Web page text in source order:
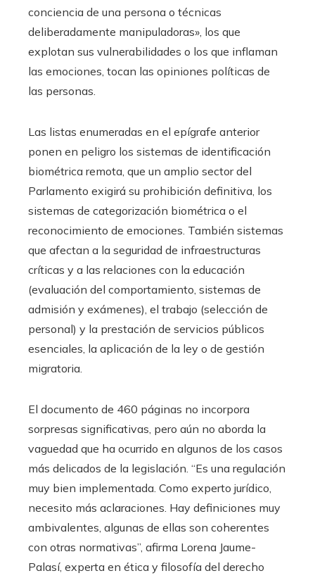
conciencia de una persona o técnicas
deliberadamente manipuladoras», los que
explotan sus vulnerabilidades o los que inflaman
las emociones, tocan las opiniones políticas de
las personas.
Las listas enumeradas en el epígrafe anterior
ponen en peligro los sistemas de identificación
biométrica remota, que un amplio sector del
Parlamento exigirá su prohibición definitiva, los
sistemas de categorización biométrica o el
reconocimiento de emociones. También sistemas
que afectan a la seguridad de infraestructuras
críticas y a las relaciones con la educación
(evaluación del comportamiento, sistemas de
admisión y exámenes), el trabajo (selección de
personal) y la prestación de servicios públicos
esenciales, la aplicación de la ley o de gestión
migratoria.
El documento de 460 páginas no incorpora
sorpresas significativas, pero aún no aborda la
vaguedad que ha ocurrido en algunos de los casos
más delicados de la legislación. “Es una regulación
muy bien implementada. Como experto jurídico,
necesito más aclaraciones. Hay definiciones muy
ambivalentes, algunas de ellas son coherentes
con otras normativas”, afirma Lorena Jaume-
Palasí, experta en ética y filosofía del derecho